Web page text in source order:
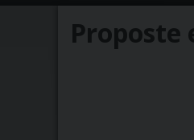
Proposte